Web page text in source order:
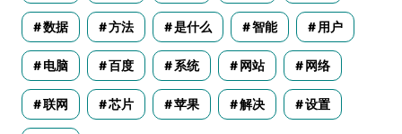
数据 方法 是什么 智能 用户
电脑 百度 系统 网站 网络
联网 芯片 苹果 解决 设置